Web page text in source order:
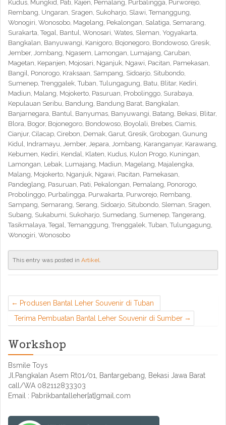
Kudus, Mungkid, Pati, Kajen, Pemalang, Purbalingga, Purworejo,
Rembang, Ungaran, Sragen, Sukoharjo, Slawi, Temanggung,
Wonogiri, Wonosobo, Magelang, Pekalongan, Salatiga, Semarang,
Surakarta, Tegal, Bantul, Wonosari, Wates, Sleman, Yogyakarta,
Bangkalan, Banyuwangi, Kanigoro, Bojonegoro, Bondowoso, Gresik,
Jember, Jombang, Ngasem, Lamongan, Lumajang, Caruban,
Magetan, Kepanjen, Mojosari, Nganjuk, Ngawi, Pacitan, Pamekasan,
Bangil, Ponorogo, Kraksaan, Sampang, Sidoarjo, Situbondo,
Sumenep, Trenggalek, Tuban, Tulungagung, Batu, Blitar, Kediri,
Madiun, Malang, Mojokerto, Pasuruan, Probolinggo, Surabaya,
Kepulauan Seribu, Bandung, Bandung Barat, Bangkalan,
Banjarnegara, Bantul, Banyumas, Banyuwangi, Batang, Bekasi, Blitar,
Blora, Bogor, Bojonegoro, Bondowoso, Boyolali, Brebes, Ciamis,
Cianjur, Cilacap, Cirebon, Demak, Garut, Gresik, Grobogan, Gunung
Kidul, Indramayu, Jember, Jepara, Jombang, Karanganyar, Karawang,
Kebumen, Kediri, Kendal, Klaten, Kudus, Kulon Progo, Kuningan,
Lamongan, Lebak, Lumajang, Madiun, Magelang, Majalengka,
Malang, Mojokerto, Nganjuk, Ngawi, Pacitan, Pamekasan,
Pandeglang, Pasuruan, Pati, Pekalongan, Pemalang, Ponorogo,
Probolinggo, Purbalingga, Purwakarta, Purworejo, Rembang,
Sampang, Semarang, Serang, Sidoarjo, Situbondo, Sleman, Sragen,
Subang, Sukabumi, Sukoharjo, Sumedang, Sumenep, Tangerang,
Tasikmalaya, Tegal, Temanggung, Trenggalek, Tuban, Tulungagung,
Wonogiri, Wonosobo
This entry was posted in Artikel.
Produsen Bantal Leher Souvenir di Tuban
Terima Pembuatan Bantal Leher Souvenir di Sumber
Workshop
Bsmile Toys
Jl.Pangkalan Asem Rt01/01, Bantargebang, Bekasi Jawa Barat
call/WA 082112833303
Email : Pabrikbantalleher[at]gmail.com